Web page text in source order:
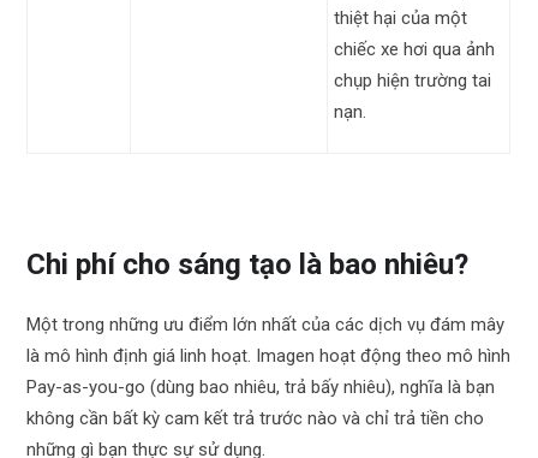
thiệt hại của một
chiếc xe hơi qua ảnh
chụp hiện trường tai
nạn.
Chi phí cho sáng tạo là bao nhiêu?
Một trong những ưu điểm lớn nhất của các dịch vụ đám mây
là mô hình định giá linh hoạt. Imagen hoạt động theo mô hình
Pay-as-you-go (dùng bao nhiêu, trả bấy nhiêu), nghĩa là bạn
không cần bất kỳ cam kết trả trước nào và chỉ trả tiền cho
những gì bạn thực sự sử dụng.